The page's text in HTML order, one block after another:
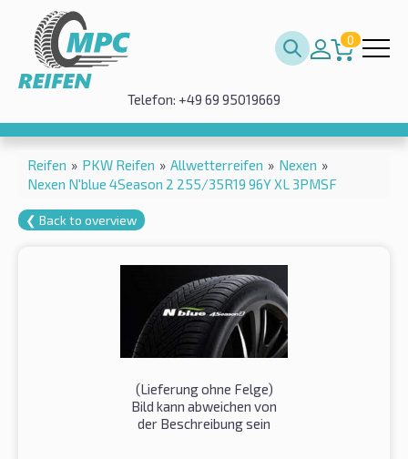
0
Telefon: +49 69 95019669
Reifen » PKW Reifen » Allwetterreifen » Nexen »
Nexen N'blue 4Season 2 255/35R19 96Y XL 3PMSF
❮ Back to overview
(Lieferung ohne Felge)
Bild kann abweichen von
der Beschreibung sein